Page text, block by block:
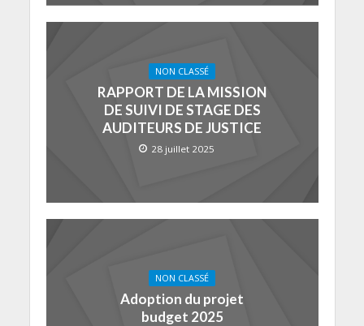
NON CLASSÉ
RAPPORT DE LA MISSION
DE SUIVI DE STAGE DES
AUDITEURS DE JUSTICE
28 juillet 2025
NON CLASSÉ
Adoption du projet
budget 2025